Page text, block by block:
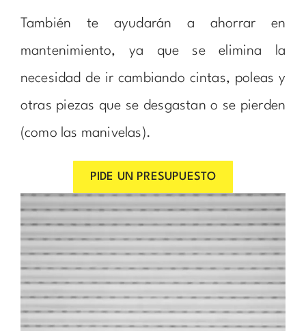
También te ayudarán a ahorrar en
mantenimiento, ya que se elimina la
necesidad de ir cambiando cintas, poleas y
otras piezas que se desgastan o se pierden
(como las manivelas).
PIDE UN PRESUPUESTO